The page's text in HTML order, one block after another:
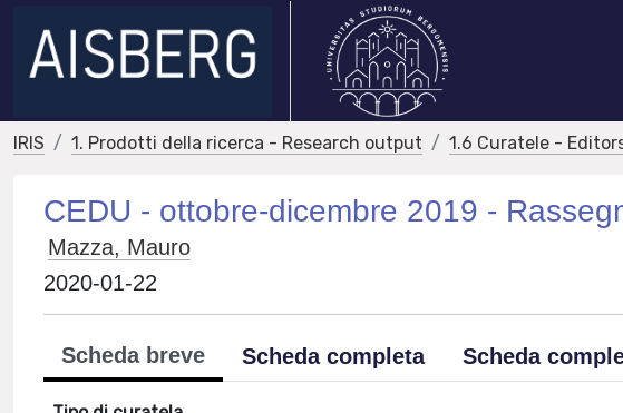
IRIS 1. Prodotti della ricerca - Research output 1.6 Curatele -
CEDU - ottobre-dicembre 2019 -
Mazza, Mauro
2020-01-22
Scheda breve Scheda completa Scheda